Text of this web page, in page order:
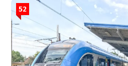
52